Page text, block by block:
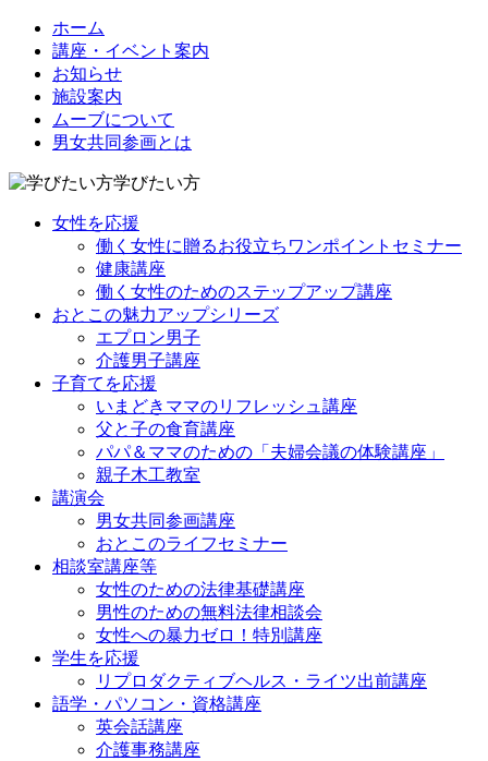
ホーム
講座・イベント案内
お知らせ
施設案内
ムーブについて
男女共同参画とは
学びたい方
女性を応援
働く女性に贈るお役立ちワンポイントセミナー
健康講座
働く女性のためのステップアップ講座
おとこの魅力アップシリーズ
エプロン男子
介護男子講座
子育てを応援
いまどきママのリフレッシュ講座
父と子の食育講座
パパ＆ママのための「夫婦会議の体験講座」
親子木工教室
講演会
男女共同参画講座
おとこのライフセミナー
相談室講座等
女性のための法律基礎講座
男性のための無料法律相談会
女性への暴力ゼロ！特別講座
学生を応援
リプロダクティブヘルス・ライツ出前講座
語学・パソコン・資格講座
英会話講座
介護事務講座